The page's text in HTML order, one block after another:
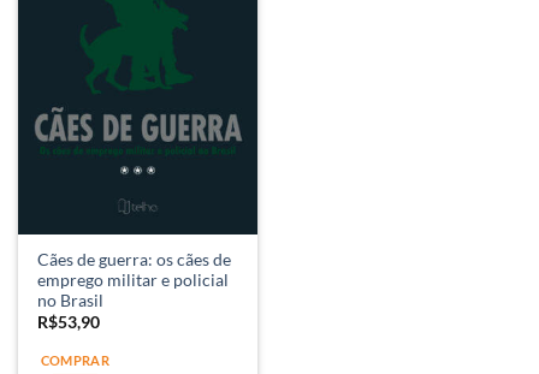
Cães de guerra: os cães de
emprego militar e policial
no Brasil
R$53,90
COMPRAR